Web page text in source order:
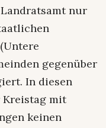
nur
gegenüber
In diesen
Kreistag mit
keinen